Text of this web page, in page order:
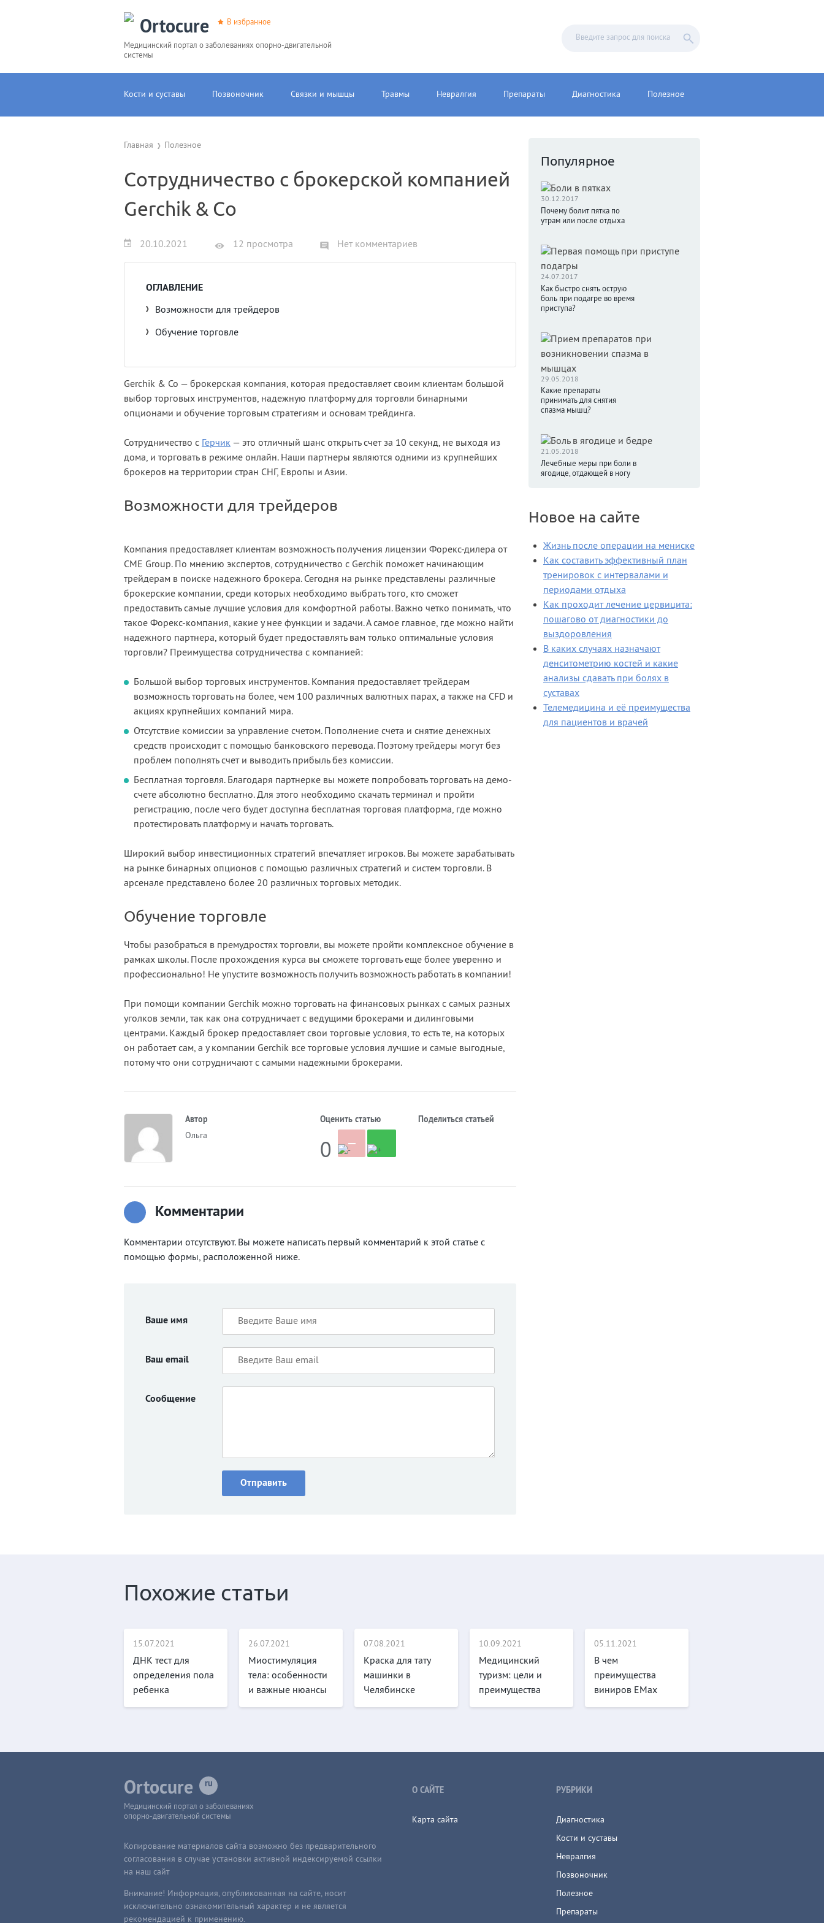
Ortocure В избранное
Медицинский портал о заболеваниях опорно-двигательной
системы
Кости и суставы Позвоночник Связки и мышцы Травмы Невралгия Препараты Диагностика Полезное
Главная Полезное
Сотрудничество с брокерской компанией
Gerchik & Co
20.10.2021 12 просмотра Нет комментариев
ОГЛАВЛЕНИЕ
Возможности для трейдеров
Обучение торговле
Gerchik & Co — брокерская компания, которая предоставляет своим клиентам большой
выбор торговых инструментов, надежную платформу для торговли бинарными
опционами и обучение торговым стратегиям и основам трейдинга.
Сотрудничество с Герчик — это отличный шанс открыть счет за 10 секунд, не выходя из
дома, и торговать в режиме онлайн. Наши партнеры являются одними из крупнейших
брокеров на территории стран СНГ, Европы и Азии.
Возможности для трейдеров
Компания предоставляет клиентам возможность получения лицензии Форекс-дилера от
CME Group. По мнению экспертов, сотрудничество с Gerchik поможет начинающим
трейдерам в поиске надежного брокера. Сегодня на рынке представлены различные
брокерские компании, среди которых необходимо выбрать того, кто сможет
предоставить самые лучшие условия для комфортной работы. Важно четко понимать, что
такое Форекс-компания, какие у нее функции и задачи. А самое главное, где можно найти
надежного партнера, который будет предоставлять вам только оптимальные условия
торговли? Преимущества сотрудничества с компанией:
Большой выбор торговых инструментов. Компания предоставляет трейдерам
возможность торговать на более, чем 100 различных валютных парах, а также на CFD и
акциях крупнейших компаний мира.
Отсутствие комиссии за управление счетом. Пополнение счета и снятие денежных
средств происходит с помощью банковского перевода. Поэтому трейдеры могут без
проблем пополнять счет и выводить прибыль без комиссии.
Бесплатная торговля. Благодаря партнерке вы можете попробовать торговать на демо-
счете абсолютно бесплатно. Для этого необходимо скачать терминал и пройти
регистрацию, после чего будет доступна бесплатная торговая платформа, где можно
протестировать платформу и начать торговать.
Широкий выбор инвестиционных стратегий впечатляет игроков. Вы можете зарабатывать
на рынке бинарных опционов с помощью различных стратегий и систем торговли. В
арсенале представлено более 20 различных торговых методик.
Обучение торговле
Чтобы разобраться в премудростях торговли, вы можете пройти комплексное обучение в
рамках школы. После прохождения курса вы сможете торговать еще более уверенно и
профессионально! Не упустите возможность получить возможность работать в компании!
При помощи компании Gerchik можно торговать на финансовых рынках с самых разных
уголков земли, так как она сотрудничает с ведущими брокерами и дилинговыми
центрами. Каждый брокер предоставляет свои торговые условия, то есть те, на которых
он работает сам, а у компании Gerchik все торговые условия лучшие и самые выгодные,
потому что они сотрудничают с самыми надежными брокерами.
Автор
Ольга
Оценить статью
0
Поделиться статьей
Комментарии
Комментарии отсутствуют. Вы можете написать первый комментарий к этой статье с
помощью формы, расположенной ниже.
Ваше имя
Ваш email
Сообщение
Популярное
30.12.2017
Почему болит пятка по
утрам или после отдыха
24.07.2017
Как быстро снять острую
боль при подагре во время
приступа?
29.05.2018
Какие препараты
принимать для снятия
спазма мышц?
21.05.2018
Лечебные меры при боли в
ягодице, отдающей в ногу
Новое на сайте
Жизнь после операции на мениске
Как составить эффективный план
тренировок с интервалами и
периодами отдыха
Как проходит лечение цервицита:
пошагово от диагностики до
выздоровления
В каких случаях назначают
денситометрию костей и какие
анализы сдавать при болях в
суставах
Телемедицина и её преимущества
для пациентов и врачей
Похожие статьи
15.07.2021
ДНК тест для
определения пола
ребенка
26.07.2021
Миостимуляция
тела: особенности
и важные нюансы
07.08.2021
Краска для тату
машинки в
Челябинске
10.09.2021
Медицинский
туризм: цели и
преимущества
05.11.2021
В чем
преимущества
виниров EMax
Ortocure
Медицинский портал о заболеваниях
опорно-двигательной системы
Копирование материалов сайта возможно без предварительного
согласования в случае установки активной индексируемой ссылки
на наш сайт
Внимание! Информация, опубликованная на сайте, носит
исключительно ознакомительный характер и не является
рекомендацией к применению.
О САЙТЕ
Карта сайта
РУБРИКИ
Диагностика
Кости и суставы
Невралгия
Позвоночник
Полезное
Препараты